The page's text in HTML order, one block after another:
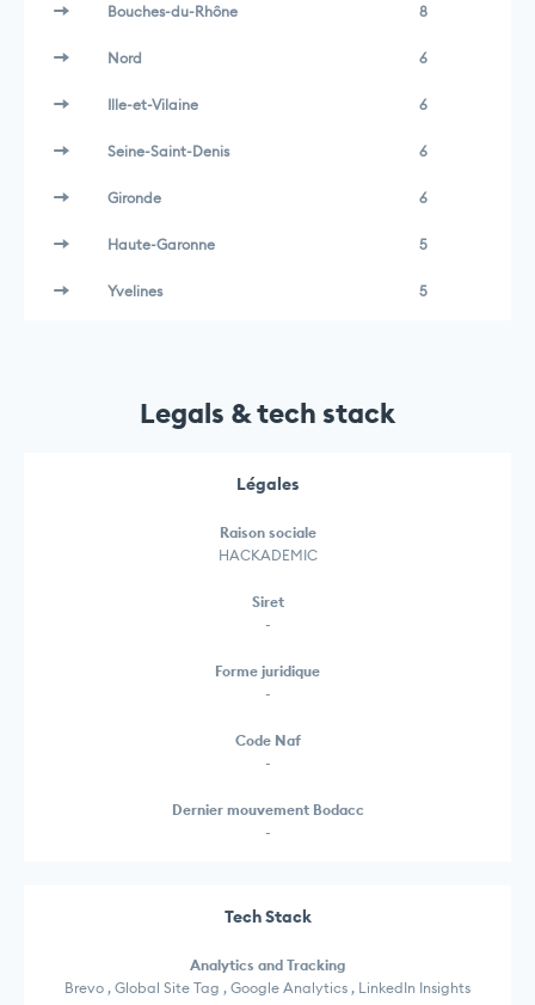
Bouches-du-Rhône 8
Nord 6
Ille-et-Vilaine 6
Seine-Saint-Denis 6
Gironde 6
Haute-Garonne 5
Yvelines 5
Legals & tech stack
Légales
Raison sociale
HACKADEMIC
Siret
-
Forme juridique
-
Code Naf
-
Dernier mouvement Bodacc
-
Tech Stack
Analytics and Tracking
Brevo , Global Site Tag , Google Analytics , LinkedIn Insights